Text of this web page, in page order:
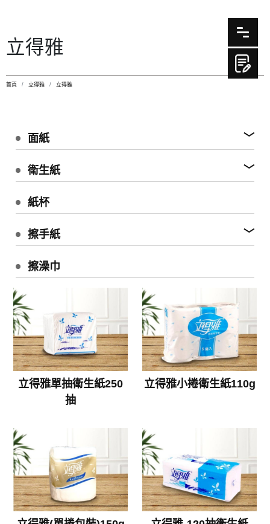
立得雅
首頁 立得雅 立得雅
面紙
衛生紙
紙杯
擦手紙
擦澡巾
立得雅單抽衛生紙250
抽
立得雅小捲衛生紙110g